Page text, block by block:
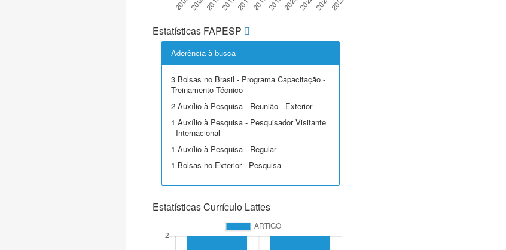
Estatísticas FAPESP
Aderência à busca
3 Bolsas no Brasil - Programa Capacitação -
Treinamento Técnico
2 Auxílio à Pesquisa - Reunião - Exterior
1 Auxílio à Pesquisa - Pesquisador Visitante
- Internacional
1 Auxílio à Pesquisa - Regular
1 Bolsas no Exterior - Pesquisa
Estatísticas Currículo Lattes